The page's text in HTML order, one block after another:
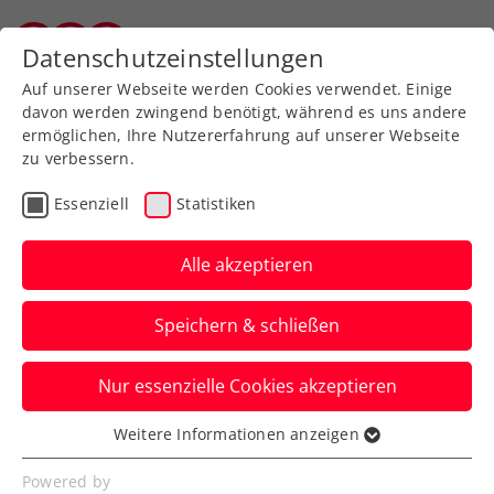
Statistik des STV
Der Salzburger Tennisverband ist in Salzburg nach
Mitgliedern der viertgrößte Sport-Fachverband
Einige aktuelle Daten (Stand: 31.12.2022):
93 Mitgliedervereine des STV
334 Freiplätze
Datenschutzeinstellungen
Auf unserer Webseite werden Cookies verwendet. Einige
davon werden zwingend benötigt, während es uns andere
ermöglichen, Ihre Nutzererfahrung auf unserer Webseite
zu verbessern.
Essenziell Statistiken
Alle akzeptieren
Speichern & schließen
Nur essenzielle Cookies akzeptieren
Essenziell
Essenzielle Cookies werden für grundlegende
Weitere Informationen anzeigen
Powered by